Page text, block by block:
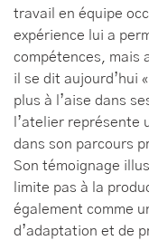
travail en équipe
expérience lui a
compétences, mais
il se dit aujourd’hui
plus à l’aise dans
l’atelier
dans son parcours
Son témoignage
limite pas à la
également comme
d’adaptation et de